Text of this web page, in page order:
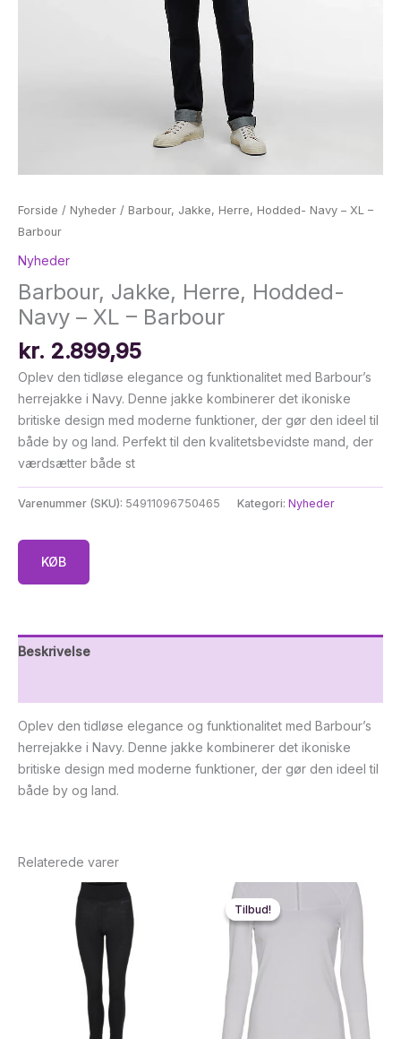
Forside / Nyheder / Barbour, Jakke, Herre, Hodded- Navy – XL –
Barbour
Nyheder
Barbour, Jakke, Herre, Hodded-
Navy – XL – Barbour
kr. 2.899,95
Oplev den tidløse elegance og funktionalitet med Barbour’s
herrejakke i Navy. Denne jakke kombinerer det ikoniske
britiske design med moderne funktioner, der gør den ideel til
både by og land. Perfekt til den kvalitetsbevidste mand, der
værdsætter både st
Varenummer (SKU): 54911096750465 Kategori: Nyheder
KØB
Beskrivelse
Oplev den tidløse elegance og funktionalitet med Barbour’s
herrejakke i Navy. Denne jakke kombinerer det ikoniske
britiske design med moderne funktioner, der gør den ideel til
både by og land.
Relaterede varer
Tilbud!
Tilbud!